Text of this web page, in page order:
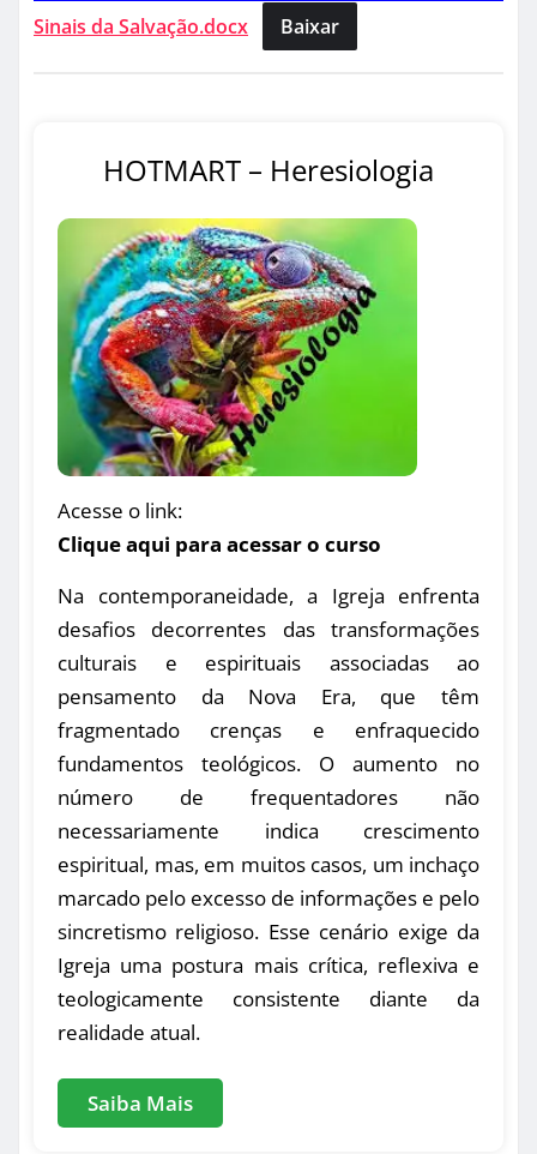
Sinais da Salvação.docx Baixar
HOTMART – Heresiologia
Acesse o link:
Clique aqui para acessar o curso
Na contemporaneidade, a Igreja enfrenta
desafios decorrentes das transformações
culturais e espirituais associadas ao
pensamento da Nova Era, que têm
fragmentado crenças e enfraquecido
fundamentos teológicos. O aumento no
número de frequentadores não
necessariamente indica crescimento
espiritual, mas, em muitos casos, um inchaço
marcado pelo excesso de informações e pelo
sincretismo religioso. Esse cenário exige da
Igreja uma postura mais crítica, reflexiva e
teologicamente consistente diante da
realidade atual.
Saiba Mais